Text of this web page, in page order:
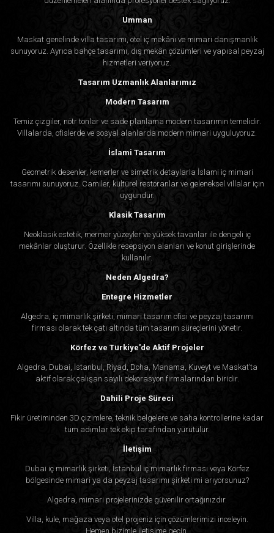
Umman
Maskat genelinde villa tasarımı, otel iç mekânı ve mimari danışmanlık
sunuyoruz. Ayrıca bahçe tasarımı, dış mekân çözümleri ve yapısal peyzaj
hizmetleri veriyoruz.
Tasarım Uzmanlık Alanlarımız
Modern Tasarım
Temiz çizgiler, nötr tonlar ve sade planlama modern tasarımın temelidir.
Villalarda, ofislerde ve sosyal alanlarda modern mimari uyguluyoruz.
İslami Tasarım
Geometrik desenler, kemerler ve simetrik detaylarla İslami iç mimari
tasarımı sunuyoruz. Camiler, kültürel restoranlar ve geleneksel villalar için
uygundur.
Klasik Tasarım
Neoklasik estetik, mermer yüzeyler ve yüksek tavanlar ile dengeli iç
mekânlar oluşturur. Özellikle resepsiyon alanları ve konut girişlerinde
kullanılır.
Neden Algedra?
Entegre Hizmetler
Algedra, iç mimarlık şirketi, mimari tasarım ofisi ve peyzaj tasarımı
firması olarak tek çatı altında tüm tasarım süreçlerini yönetir.
Körfez ve Türkiye'de Aktif Projeler
Algedra, Dubai, İstanbul, Riyad, Doha, Manama, Kuveyt ve Maskat’ta
aktif olarak çalışan sayılı dekorasyon firmalarından biridir.
Dahili Proje Süreci
Fikir üretiminden 3D çizimlere, teknik belgelere ve saha kontrollerine kadar
tüm adımlar tek ekip tarafından yürütülür.
İletişim
Dubai iç mimarlık şirketi, İstanbul iç mimarlık firması veya Körfez
bölgesinde mimari ya da peyzaj tasarımı şirketi mi arıyorsunuz?
Algedra, mimari projelerinizde güvenilir ortağınızdır.
Villa, kule, mağaza veya otel projeniz için çözümlerimizi inceleyin.
Hemen bizimle iletişime geçin.